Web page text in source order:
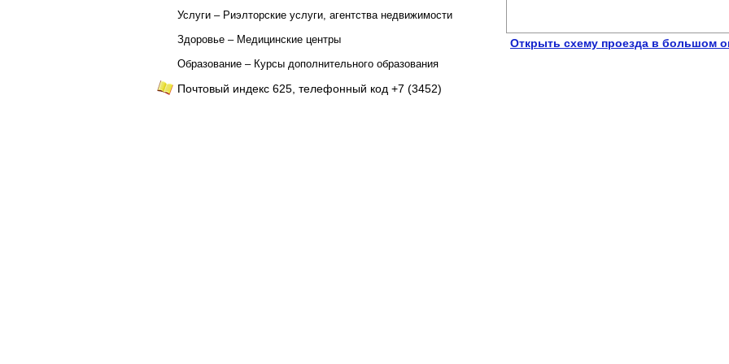
Услуги – Риэлторские услуги, агентства недвижимости
Здоровье – Медицинские центры
Образование – Курсы дополнительного образования
Почтовый индекс 625, телефонный код +7 (3452)
Открыть схему проезда в большом